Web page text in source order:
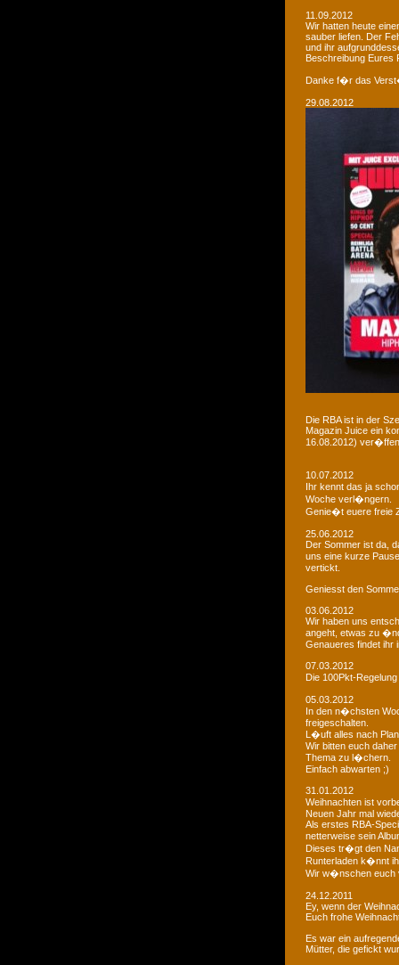
11.09.2012
Wir hatten heute
sauber liefen. Der
und ihr
Beschreibung Eures
Danke f�r das
29.08.2012
Die RBA ist in der
Magazin Juice ein
16.08.2012)
10.07.2012
Ihr kennt das ja
Woche verl�ngern.
Genie�t euere freie
25.06.2012
Der Sommer ist da,
uns eine kurze
vertickt.
Geniesst den
03.06.2012
Wir haben uns
angeht, etwas zu
Genaueres findet ihr
07.03.2012
Die 100Pkt-
05.03.2012
In den n�chsten
freigeschalten.
L�uft alles nach
Wir bitten euch
Thema zu l�chern.
Einfach abwarten ;)
31.01.2012
Weihnachten ist
Neuen Jahr mal
Als erstes RBA-
netterweise sein
Dieses tr�gt den
Runterladen k�nnt
Wir w�nschen
24.12.2011
Ey, wenn der
Euch frohe
Es war ein
Mütter, die gefickt